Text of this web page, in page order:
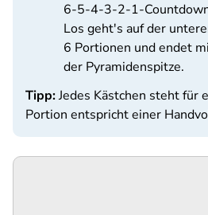
6-5-4-3-2-1-
Los geht's auf der
6 Portionen und endet
der Pyramidenspitze.
Tipp:Jedes Kästchen steht für
Portion entspricht einer
SPA